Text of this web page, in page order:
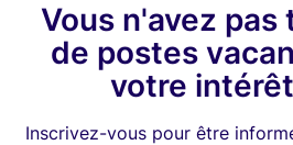
Vous n'avez pas
de postes
votre
Inscrivez-vous pour être